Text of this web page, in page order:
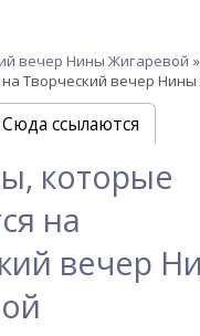
вечер Нины Жигаревой
Творческий вечер
Сюда ссылаются
которые
на
вечер